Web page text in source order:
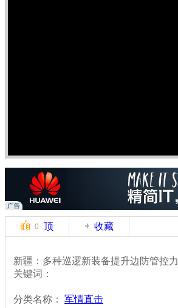
0 顶 收藏
新疆：多种巡逻新装备提升边防管控力
关键词：
分类名称： 军情直击